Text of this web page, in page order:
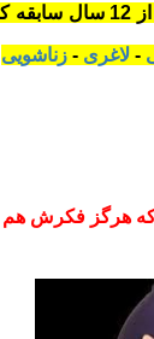
شرکت بهین دارو با
- لاغری - زناشویی
هرگز فکرش هم